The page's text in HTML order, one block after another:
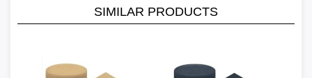
SIMILAR PRODUCTS